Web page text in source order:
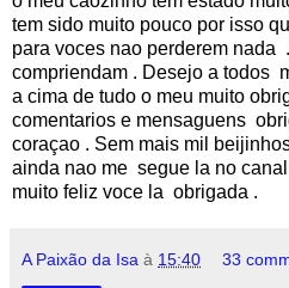
tem sido muito pouco por isso
para voces nao perderem nada
compriendam . Desejo a todos
a cima de tudo o meu muito
comentarios e mensaguens
coraçao . Sem mais mil
ainda nao me segue la no
muito feliz voce la obrigada .
A Paixão da Isa à 15:40 33